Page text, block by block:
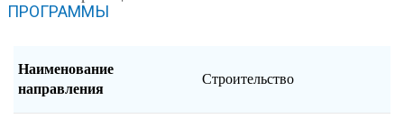
ПРОГРАММЫ
Наименование
направления
Строительство